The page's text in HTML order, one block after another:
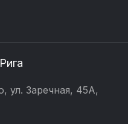
ул. Заречная, 45А,